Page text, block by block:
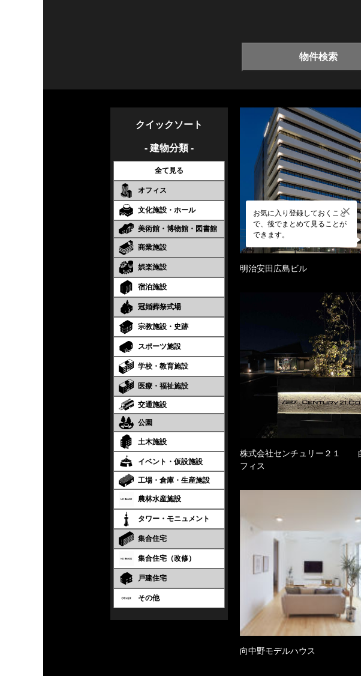
物件検索
クイックソート
- 建物分類 -
全て見る
オフィス
文化施設・ホール
美術館・博物館・図書館
商業施設
娯楽施設
宿泊施設
冠婚葬祭式場
宗教施設・史跡
スポーツ施設
学校・教育施設
医療・福祉施設
交通施設
公園
土木施設
イベント・仮設施設
工場・倉庫・生産施設
農林水産施設
タワー・モニュメント
集合住宅
集合住宅（改修）
戸建住宅
その他
お気に入り登録しておくこと
で、後でまとめて見ることが
できます。
明治安田広島ビル
株式会社センチュリー２１
フィス
向中野モデルハウス